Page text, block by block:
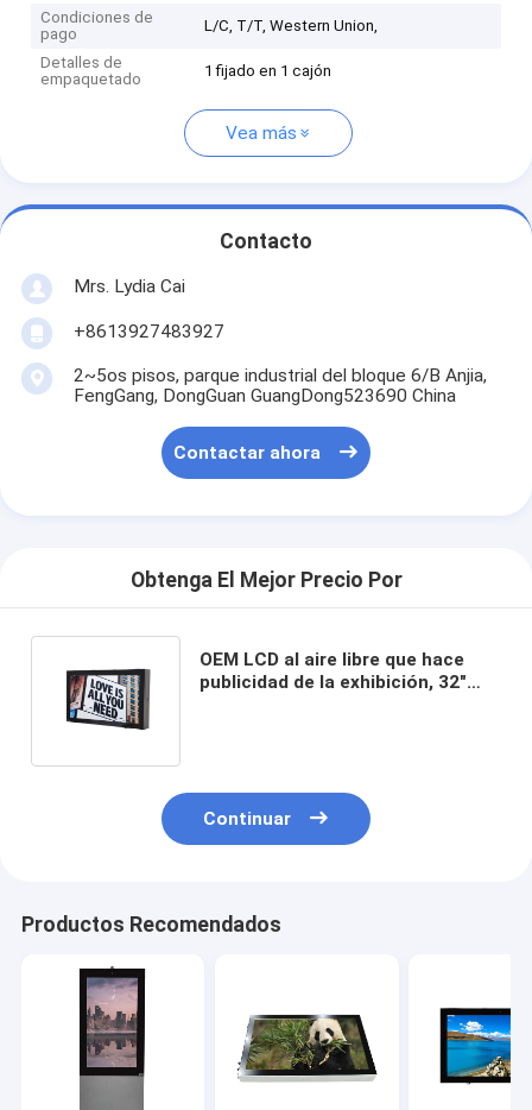
Condiciones de
pago
L/C, T/T, Western Union,
Detalles de
empaquetado
1 fijado en 1 cajón
Vea más
Contacto
Mrs. Lydia Cai
+8613927483927
2~5os pisos, parque industrial del bloque 6/B Anjia,
FengGang, DongGuan GuangDong523690 China
Contactar ahora
Obtenga El Mejor Precio Por
OEM LCD al aire libre que hace
publicidad de la exhibición, 32"
Continuar
Productos Recomendados